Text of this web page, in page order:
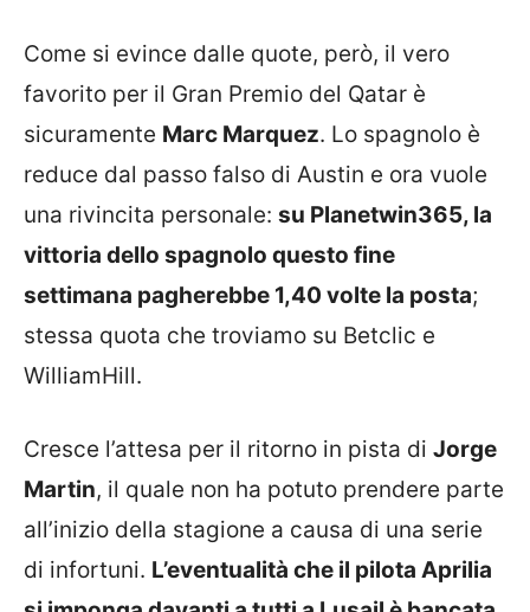
Come si evince dalle quote, però, il vero
favorito per il Gran Premio del Qatar è
sicuramente Marc Marquez. Lo spagnolo è
reduce dal passo falso di Austin e ora vuole
una rivincita personale: su Planetwin365, la
vittoria dello spagnolo questo fine
settimana pagherebbe 1,40 volte la posta;
stessa quota che troviamo su Betclic e
WilliamHill.
Cresce l’attesa per il ritorno in pista di Jorge
Martin, il quale non ha potuto prendere parte
all’inizio della stagione a causa di una serie
di infortuni. L’eventualità che il pilota Aprilia